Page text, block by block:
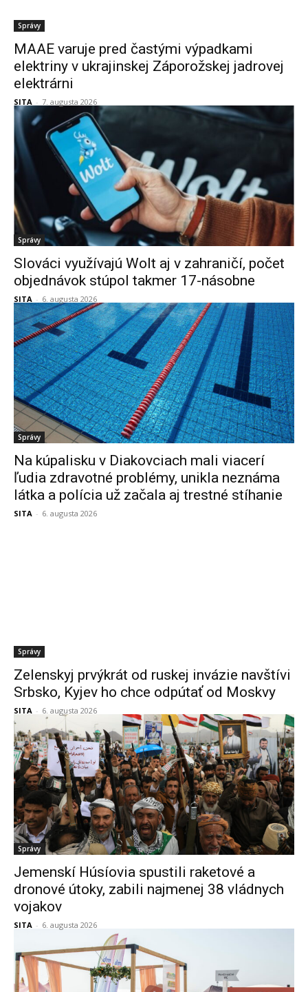
Správy
MAAE varuje pred častými výpadkami
elektriny v ukrajinskej Záporožskej jadrovej
elektrárni
SITA - 7. augusta 2026
Správy
Slováci využívajú Wolt aj v zahraničí, počet
objednávok stúpol takmer 17-násobne
SITA - 6. augusta 2026
Správy
Na kúpalisku v Diakovciach mali viacerí
ľudia zdravotné problémy, unikla neznáma
látka a polícia už začala aj trestné stíhanie
SITA - 6. augusta 2026
Správy
Zelenskyj prvýkrát od ruskej invázie navštívi
Srbsko, Kyjev ho chce odpútať od Moskvy
SITA - 6. augusta 2026
Správy
Jemenskí Húsíovia spustili raketové a
dronové útoky, zabili najmenej 38 vládnych
vojakov
SITA - 6. augusta 2026